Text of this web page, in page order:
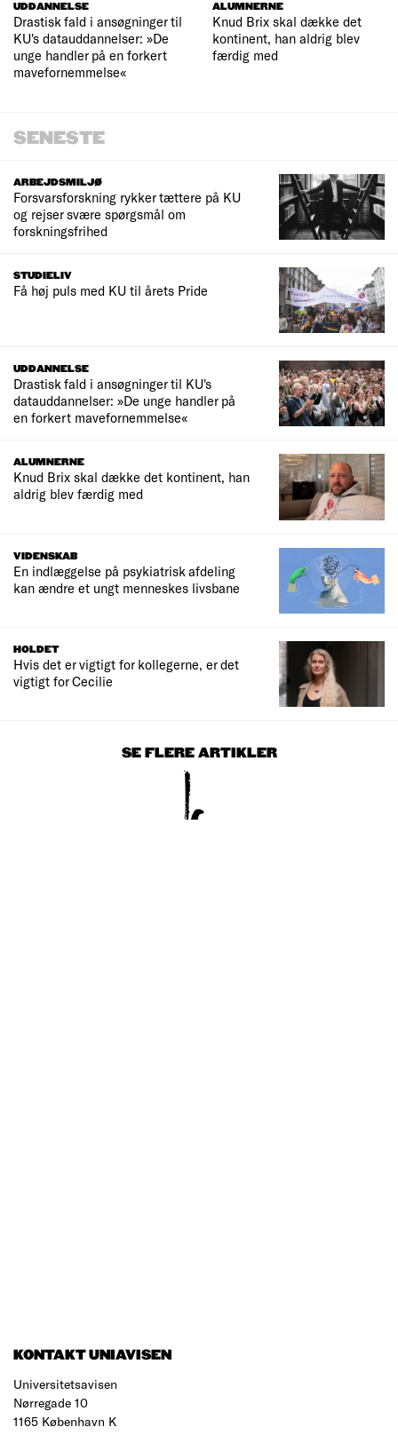
UDDANNELSE
Drastisk fald i ansøgninger til
KU's datauddannelser: »De
unge handler på en forkert
mavefornemmelse«
ALUMNERNE
Knud Brix skal dække det
kontinent, han aldrig blev
færdig med
SENESTE
ARBEJDSMILJØ
Forsvarsforskning rykker tættere på KU
og rejser svære spørgsmål om
forskningsfrihed
STUDIELIV
Få høj puls med KU til årets Pride
UDDANNELSE
Drastisk fald i ansøgninger til KU's
datauddannelser: »De unge handler på
en forkert mavefornemmelse«
ALUMNERNE
Knud Brix skal dække det kontinent, han
aldrig blev færdig med
VIDENSKAB
En indlæggelse på psykiatrisk afdeling
kan ændre et ungt menneskes livsbane
HOLDET
Hvis det er vigtigt for kollegerne, er det
vigtigt for Cecilie
SE FLERE ARTIKLER
KONTAKT UNIAVISEN
Universitetsavisen
Nørregade 10
1165 København K